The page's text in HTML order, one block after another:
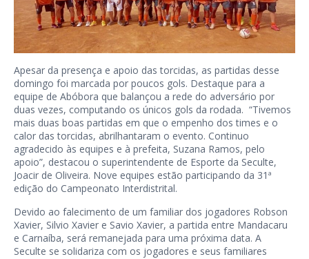
Apesar da presença e apoio das torcidas, as partidas desse
domingo foi marcada por poucos gols. Destaque para a
equipe de Abóbora que balançou a rede do adversário por
duas vezes, computando os únicos gols da rodada. “Tivemos
mais duas boas partidas em que o empenho dos times e o
calor das torcidas, abrilhantaram o evento. Continuo
agradecido às equipes e à prefeita, Suzana Ramos, pelo
apoio”, destacou o superintendente de Esporte da Seculte,
Joacir de Oliveira. Nove equipes estão participando da 31ª
edição do Campeonato Interdistrital.
Devido ao falecimento de um familiar dos jogadores Robson
Xavier, Silvio Xavier e Savio Xavier, a partida entre Mandacaru
e Carnaíba, será remanejada para uma próxima data. A
Seculte se solidariza com os jogadores e seus familiares